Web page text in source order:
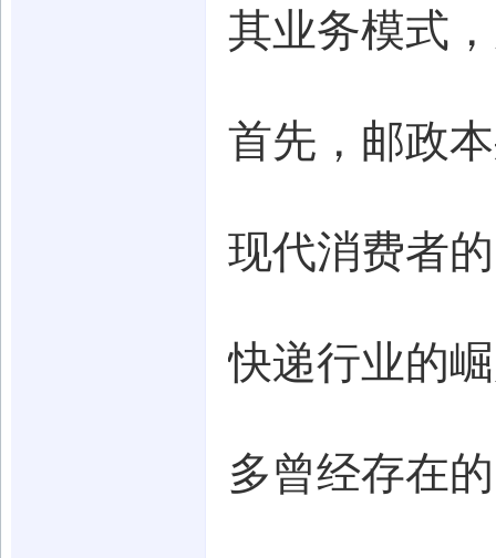
其业务模式
首先，邮政
现代消费者
快递行业的
多曾经存在